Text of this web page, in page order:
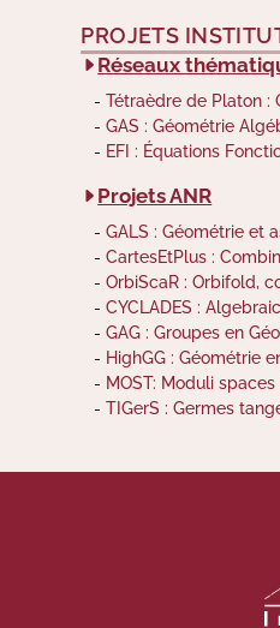
PROJETS
Réseaux
Tétraèdre de Platon :
GAS : Géométrie
EFI : Équations
Projets ANR
GALS : Géométrie et
CartesEtPlus :
OrbiScaR : Orbifold,
CYCLADES :
GAG : Groupes en
HighGG : Géométrie
MOST: Moduli
TIGerS : Germes